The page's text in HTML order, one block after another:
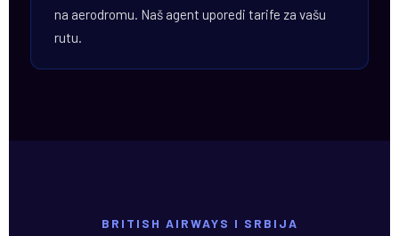
na aerodromu. Naš agent uporedi tarife za vašu
rutu.
BRITISH AIRWAYS I SRBIJA